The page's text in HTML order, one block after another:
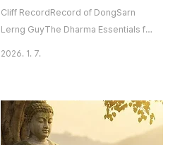
Cliff RecordRecord of DongSarn
Lerng GuyThe Dharma Essentials for
Meditation)Even existing dharmas
must be discarded, So how can we
2026. 1. 7.